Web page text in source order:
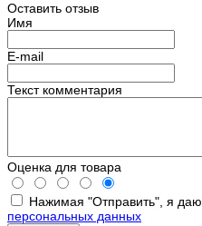
Оставить отзыв
Имя
E-mail
Текст комментария
Оценка для товара
Нажимая "Отправить", я даю
персональных данных